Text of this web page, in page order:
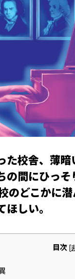
た校舎、薄
の間にひっ
のどこかに
しい。
目次 [